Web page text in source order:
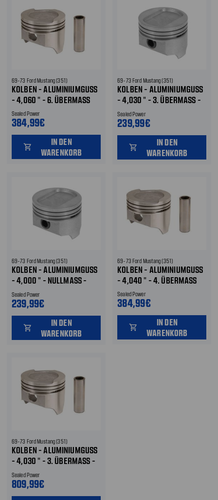
69-73 Ford Mustang (351)
KOLBEN - ALUMINIUMGUSS
- 4,060 " - 6. ÜBERMASS
Sealed Power
384,99€
shopping_cart
IN DEN
WARENKORB
69-73 Ford Mustang (351)
KOLBEN - ALUMINIUMGUSS
- 4,030 " - 3. ÜBERMASS - H
ÖHER KOMPRIMIERT
Sealed Power
239,99€
shopping_cart
IN DEN
WARENKORB
69-73 Ford Mustang (351)
KOLBEN - ALUMINIUMGUSS
- 4,000 " - NULLMASS - H
ÖHER KOMPRIMIERT
Sealed Power
239,99€
shopping_cart
IN DEN
WARENKORB
69-73 Ford Mustang (351)
KOLBEN - ALUMINIUMGUSS
- 4,040 " - 4. ÜBERMASS
Sealed Power
384,99€
shopping_cart
IN DEN
WARENKORB
69-73 Ford Mustang (351)
KOLBEN - ALUMINIUMGUSS
- 4,030 " - 3. ÜBERMASS - C
LEVELAND
Sealed Power
809,99€